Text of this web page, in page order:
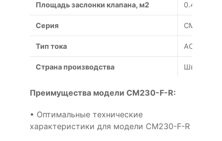
Площадь заслонки клапана, м2 0.4
Серия СM
Тип тока AC
Страна производства
Преимущества модели CM230-F-R:
• Оптимальные технические
характеристики для модели CM230-F-R